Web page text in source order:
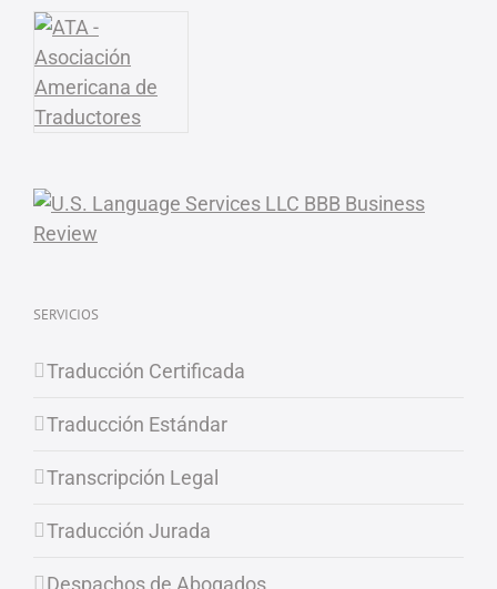
SERVICIOS
Traducción Certificada
Traducción Estándar
Transcripción Legal
Traducción Jurada
Despachos de Abogados